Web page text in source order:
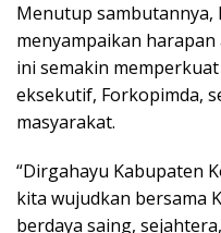
Menutup sambutannya,
menyampaikan
ini semakin
eksekutif, Forkopimda,
masyarakat.
“Dirgahayu Kabupaten
kita wujudkan bersama
berdaya saing,